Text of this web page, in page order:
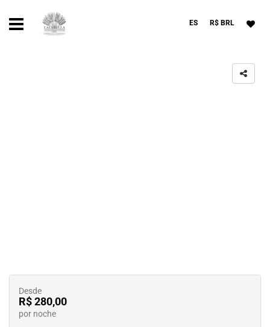
ES R$ BRL
Desde
R$ 280,00
por noche